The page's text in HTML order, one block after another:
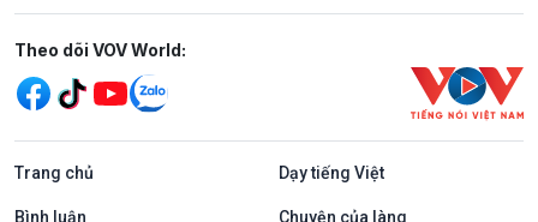
Mạng xã hội
Theo dõi VOV World:
Trang chủ Dạy tiếng Việt
Bình luận Chuyện của làng